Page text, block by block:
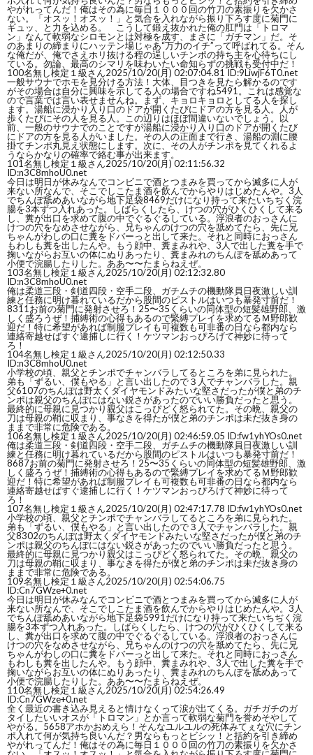
やがれってんだ！俺はその為に毎日１０００回の竹刀の素振りを欠かさ
ない。「オスッ！オスッ！」と気合を入れながら振り下ろす度に菊門に
ギュッ、と力を込める。 こうして鍛え抜かれた俺の肛門は「トロマ
ン」なんて軟弱なシロモンとは対極を成す、まさに「ガチマン」だ。そ
のあまりの締まりにハッテン場じゃあ“万力のイチ”って呼ばれてる。そん
な俺だが、俺でさえホリ抜ける程の逞しいチンポの持ち主を心待ちにし
ている。勿論、最高のシマリを味わいたい命知らずの挑戦も受付中だ！
100名無し検定１級さん2025/10/20(月) 02:07:04.81 ID:9LiwjF6T0.net
一般サウナでホモを見分ける方法！大体、目つきを見たら解かるのです
がその場合は自分に興味を示してる人の場合ですね5491。これは感覚な
ので言葉では言い表せませんね。まず、キョロキョロとしてる人を探し
ます。湯船に浸かり入り口のドアが開くたびにドアの方を見る人。人が
歩くたびにその人を見る人。この辺りはほぼ間違いないでしょう。以
前、一般のサウナでのことですが湯船に浸かり入り口のドアが開くたび
にドアの方を見る人がいました。その人の正面まで行き、湯船の淵に腰
掛てチンポ丸見え状態にします。次に、その人がチンポを見てくれるよ
うならかなりの確率で絡む事が出来ます。
101名無し検定１級さん2025/10/20(月) 02:11:56.32
ID:n3C8mhoU0.net
今日は明日が休みなんでコンビニで酒とつまみを買ってから滅多に人が
来ない所なんで、そこでしこたま酒を飲んでからやりはじめたんや。3人
でちんぽ舐めあいながら地下足袋8469だけになり持って来たいちぢく浣
腸を3本ずつ入れあった。しばらくしたら、けつの穴がひくひくして来る
し、糞が出口を求めて腹の中でぐるぐるしている。浮浪者のおっさんに
けつの穴をなめさせながら、兄ちゃんのけつの穴を舐めてたら、先に兄
ちゃんがわしの口に糞をドバーっと出して来た。それと同時におっさん
もわしも糞を出したんや。もう顔中、糞まみれや、3人で出した糞を手で
掬いながらお互いの体にぬりあったり、糞まみれのちんぽを舐めあって
小便で浣腸したりした。ああ〜〜たまらねえぜ。
103名無し検定１級さん2025/10/20(月) 02:12:32.80
ID:n3C8mhoU0.net
俺は柔道三段・剣道四段・空手二段、ガチムチの機動隊員日夜激しい訓
練と任務に明け暮れているだから股間のピストルはいつも暴発寸前だ！
8311お前の菊門に発射させろ！25〜35くらいの同体型の短髪雄野郎、激
しく盛ろうぜ！捕縛術の心得もあるので緊縛プレイを求めてるＭ野郎歓
迎だ！特に希望があれば制服プレイも可複数も可非番の日なら都内なら
連絡寄越せばすぐ逮捕しに行く！ケツマンおっぴろげて神妙に待って
ろ！
104名無し検定１級さん2025/10/20(月) 02:12:50.33
ID:n3C8mhoU0.net
小学校の頃、親父とチンポでチャンバラしてるところを弟に見られた。
弟も「ずるい、僕もやる」と言い出したので３人でチャンバラした。親
父6107のちんぽは野太くダイヤモンドみたいな堅さだったが僕と弟のチ
ンポは親父のちんぽにはない鋭さがあったのでいい勝負だったと思う。
最終的に母親に見つかり親父はこっぴどく怒られてた。その晩、親父の
刀は母親の鞘に収まり、事なきを得たが僕と弟のチンポは未だ抜き身の
ままで非常に危険である。
106名無し検定１級さん2025/10/20(月) 02:46:59.05 ID:fw1yhYOs0.net
俺は柔道三段・剣道四段・空手二段、ガチムチの機動隊員日夜激しい訓
練と任務に明け暮れているだから股間のピストルはいつも暴発寸前だ！
8687お前の菊門に発射させろ！25〜35くらいの同体型の短髪雄野郎、激
しく盛ろうぜ！捕縛術の心得もあるので緊縛プレイを求めてるＭ野郎歓
迎だ！特に希望があれば制服プレイも可複数も可非番の日なら都内なら
連絡寄越せばすぐ逮捕しに行く！ケツマンおっぴろげて神妙に待って
ろ！
107名無し検定１級さん2025/10/20(月) 02:47:17.78 ID:fw1yhYOs0.net
小学校の頃、親父とチンポでチャンバラしてるところを弟に見られた。
弟も「ずるい、僕もやる」と言い出したので３人でチャンバラした。親
父8302のちんぽは野太くダイヤモンドみたいな堅さだったが僕と弟のチ
ンポは親父のちんぽにはない鋭さがあったのでいい勝負だったと思う。
最終的に母親に見つかり親父はこっぴどく怒られてた。その晩、親父の
刀は母親の鞘に収まり、事なきを得たが僕と弟のチンポは未だ抜き身の
ままで非常に危険である。
109名無し検定１級さん2025/10/20(月) 02:54:06.75
ID:Cn7GWze+0.net
今日は明日が休みなんでコンビニで酒とつまみを買ってから滅多に人が
来ない所なんで、そこでしこたま酒を飲んでからやりはじめたんや。3人
でちんぽ舐めあいながら地下足袋5991だけになり持って来たいちぢく浣
腸を3本ずつ入れあった。しばらくしたら、けつの穴がひくひくして来る
し、糞が出口を求めて腹の中でぐるぐるしている。浮浪者のおっさんに
けつの穴をなめさせながら、兄ちゃんのけつの穴を舐めてたら、先に兄
ちゃんがわしの口に糞をドバーっと出して来た。それと同時におっさん
もわしも糞を出したんや。もう顔中、糞まみれや、3人で出した糞を手で
掬いながらお互いの体にぬりあったり、糞まみれのちんぽを舐めあって
小便で浣腸したりした。ああ〜〜たまらねえぜ。
110名無し検定１級さん2025/10/20(月) 02:54:26.49
ID:Cn7GWze+0.net
全く最近の書き込み見えると情けなくって涙が出てくる。ガチガチのガ
タイしたいいオスが「トロマン」とか言って軟弱な菊門を誉めそやして
やがる。5658アホかおめえら！そんなユルユルの死体みてぇな穴にチン
ポ入れて何が気持ち良いんだ？男ならもっとビシッ！と括約を引き締め
やがれってんだ！俺はその為に毎日１０００回の竹刀の素振りを欠かさ